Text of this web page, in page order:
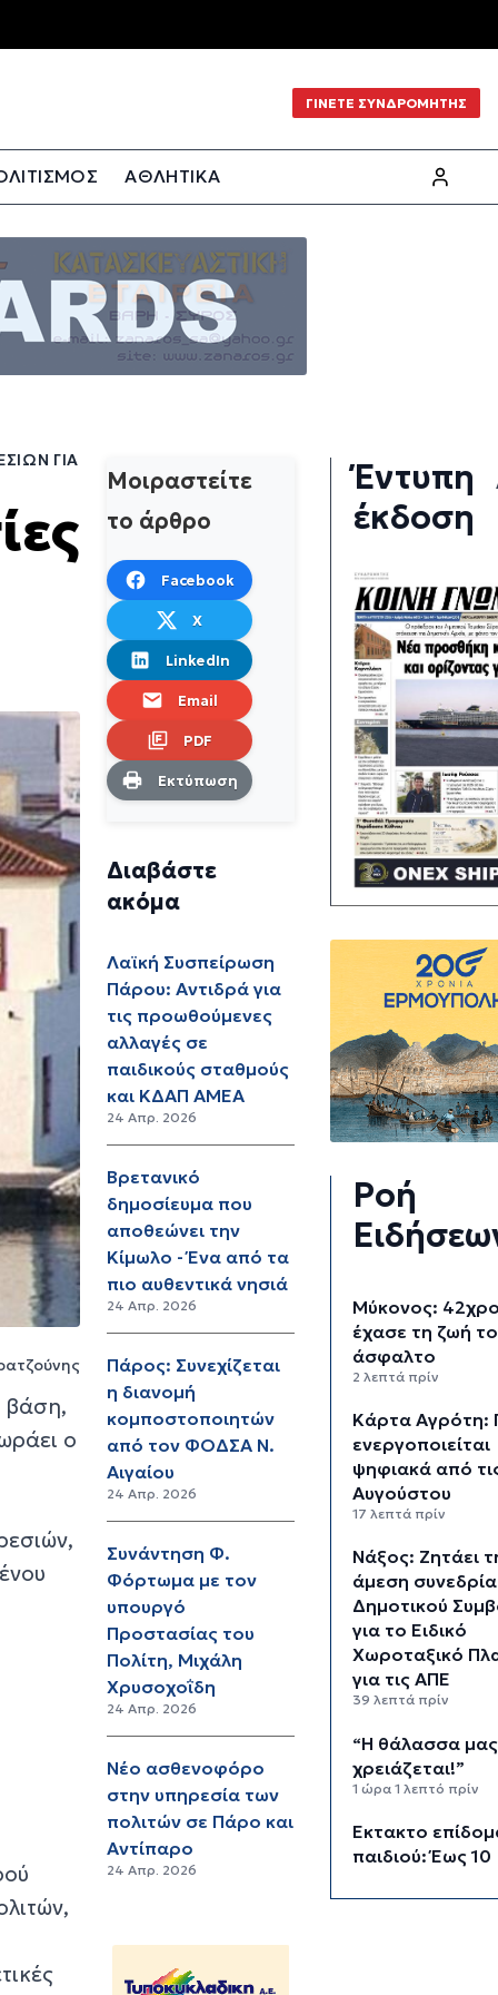
ΓΙΝΕΤΕ ΣΥΝΔΡΟΜΗΤΗΣ
ΑΘΛΗΤΙΚΑ
ΓΙΑ Τ
βάση,
ο
Μοιραστείτε
το άρθρο
Facebook
X
LinkedIn
Email
PDF
Εκτύπωση
Διαβάστε
ακόμα
Λαϊκή Συσπείρωση
Πάρου: Αντιδρά για
τις προωθούμενες
αλλαγές σε
παιδικούς σταθμούς
και ΚΔΑΠ ΑΜΕΑ
24 Απρ. 2026
Βρετανικό
δημοσίευμα που
αποθεώνει την
Κίμωλο - Ένα από τα
πιο αυθεντικά νησιά
24 Απρ. 2026
Πάρος: Συνεχίζεται
η διανομή
κομποστοποιητών
από τον ΦΟΔΣΑ Ν.
Αιγαίου
24 Απρ. 2026
Συνάντηση Φ.
Φόρτωμα με τον
υπουργό
Προστασίας του
Πολίτη, Μιχάλη
Χρυσοχοΐδη
24 Απρ. 2026
Νέο ασθενοφόρο
στην υπηρεσία των
πολιτών σε Πάρο και
Αντίπαρο
24 Απρ. 2026
Έντυπη
έκδοση
Ροή
Μύκονος:
έχασε τη ζωή
άσφαλτο
2 λεπτά πρίν
Κάρτα Αγρότη:
ενεργοποιείται
ψηφιακά από
Αυγούστου
17 λεπτά πρίν
Νάξος: Ζητάει
άμεση
Δημοτικού
για το Ειδικό
Χωροταξικό
για τις ΑΠΕ
39 λεπτά πρίν
“Η θάλασσα μας
χρειάζεται!”
1 ώρα 1 λεπτό πρίν
Έκτακτο
παιδιού: Έως 10
προθεσμία για